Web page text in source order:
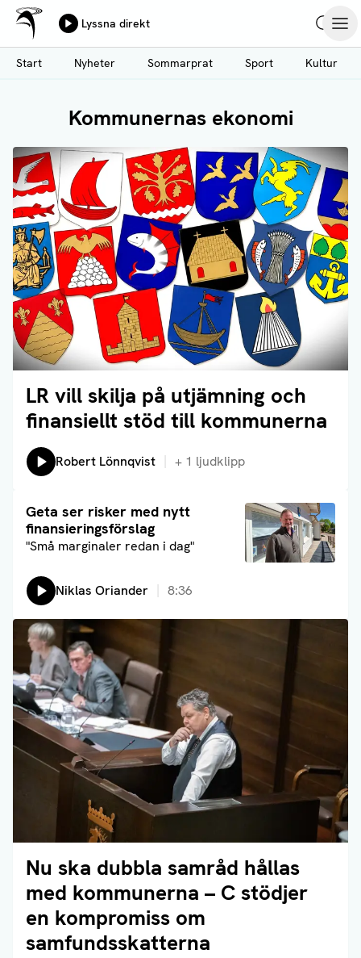
Hoppa
till
huvudinnehåll
Ålands Radio & TV
Lyssna direkt
Start
Nyheter Sommarprat Sport Kultur
Kommunernas ekonomi
LR vill skilja på utjämning och
finansiellt stöd till kommunerna
Läs artikel
Lyssna på:
Robert Lönnqvist + 1 ljudklipp
Geta ser risker med nytt
finansieringsförslag
"Små marginaler redan i dag"
Läs artikel
Lyssna på:
Niklas Oriander 8:36
Nu ska dubbla samråd hållas
med kommunerna – C stödjer
en kompromiss om
samfundsskatterna
Läs artikel